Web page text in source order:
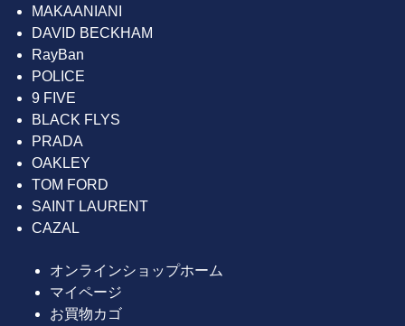
MAKAANIANI
DAVID BECKHAM
RayBan
POLICE
9 FIVE
BLACK FLYS
PRADA
OAKLEY
TOM FORD
SAINT LAURENT
CAZAL
オンラインショップホーム
マイページ
お買物カゴ